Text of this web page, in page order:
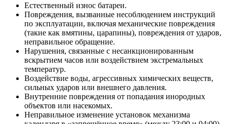
Естественный износ батареи.
Повреждения, вызванные несоблюдением инструкций
по эксплуатации, включая механические повреждения
(такие как вмятины, царапины), повреждения от ударов,
неправильное обращение.
Нарушения, связанные с несанкционированным
вскрытием часов или воздействием экстремальных
температур.
Воздействие воды, агрессивных химических веществ,
сильных ударов или внешнего давления.
Внутренние повреждения от попадания инородных
объектов или насекомых.
Неправильное изменение установок механизма